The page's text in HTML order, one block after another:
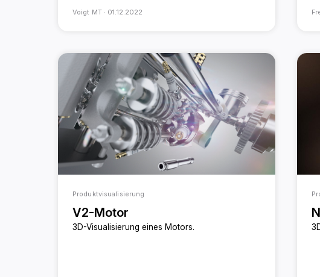
Voigt MT · 01.12.2022
Produktvisualisierung
V2-Motor
3D-Visualisierung eines Motors.